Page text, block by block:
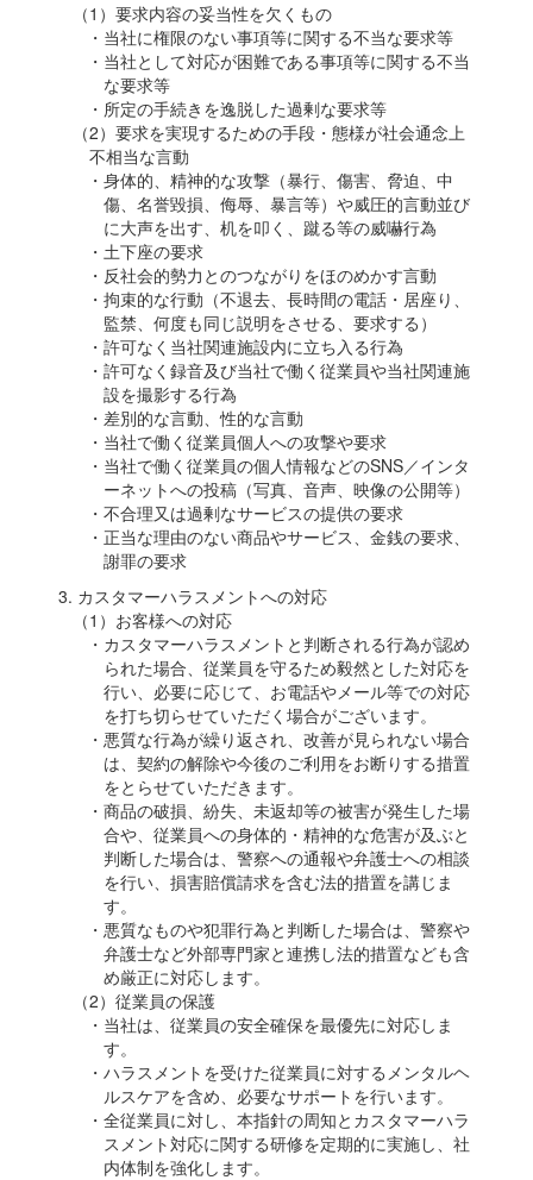
（1）要求内容の妥当性を欠くもの
・当社に権限のない事項等に関する不当な要求等
・当社として対応が困難である事項等に関する不当
な要求等
・所定の手続きを逸脱した過剰な要求等
（2）要求を実現するための手段・態様が社会通念上
不相当な言動
・身体的、精神的な攻撃（暴行、傷害、脅迫、中
傷、名誉毀損、侮辱、暴言等）や威圧的言動並び
に大声を出す、机を叩く、蹴る等の威嚇行為
・土下座の要求
・反社会的勢力とのつながりをほのめかす言動
・拘束的な行動（不退去、長時間の電話・居座り、
監禁、何度も同じ説明をさせる、要求する）
・許可なく当社関連施設内に立ち入る行為
・許可なく録音及び当社で働く従業員や当社関連施
設を撮影する行為
・差別的な言動、性的な言動
・当社で働く従業員個人への攻撃や要求
・当社で働く従業員の個人情報などのSNS／インタ
ーネットへの投稿（写真、音声、映像の公開等）
・不合理又は過剰なサービスの提供の要求
・正当な理由のない商品やサービス、金銭の要求、
謝罪の要求
3. カスタマーハラスメントへの対応
（1）お客様への対応
・カスタマーハラスメントと判断される行為が認め
られた場合、従業員を守るため毅然とした対応を
行い、必要に応じて、お電話やメール等での対応
を打ち切らせていただく場合がございます。
・悪質な行為が繰り返され、改善が見られない場合
は、契約の解除や今後のご利用をお断りする措置
をとらせていただきます。
・商品の破損、紛失、未返却等の被害が発生した場
合や、従業員への身体的・精神的な危害が及ぶと
判断した場合は、警察への通報や弁護士への相談
を行い、損害賠償請求を含む法的措置を講じま
す。
・悪質なものや犯罪行為と判断した場合は、警察や
弁護士など外部専門家と連携し法的措置なども含
め厳正に対応します。
（2）従業員の保護
・当社は、従業員の安全確保を最優先に対応しま
す。
・ハラスメントを受けた従業員に対するメンタルヘ
ルスケアを含め、必要なサポートを行います。
・全従業員に対し、本指針の周知とカスタマーハラ
スメント対応に関する研修を定期的に実施し、社
内体制を強化します。